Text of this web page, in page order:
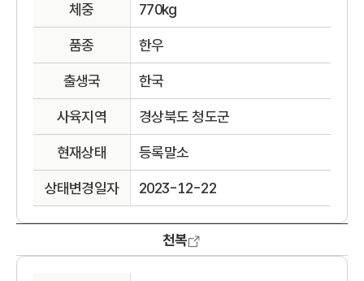
체중 770kg
품종 한우
출생국 한국
사육지역 경상북도 청도군
현재상태 등록말소
상태변경일자 2023-12-22
천복